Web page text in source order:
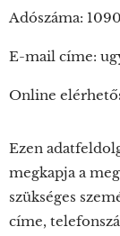
Adószáma:
E-mail címe:
Online
Ezen
megkapja a
szükséges
címe,